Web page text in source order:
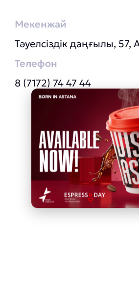
Мекенжай
Тәуелсіздік даңғылы, 57,
Телефон
8 (7172) 74 47 44